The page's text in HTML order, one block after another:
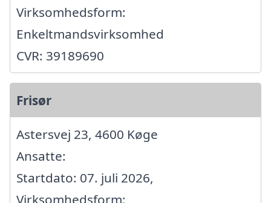
Virksomhedsform:
Enkeltmandsvirksomhed
CVR: 39189690
Frisør
Astersvej 23, 4600 Køge
Ansatte:
Startdato: 07. juli 2026,
Virksomhedsform: